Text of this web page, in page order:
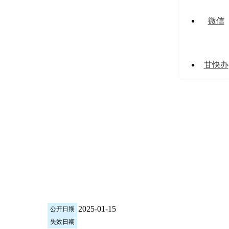
公开日期 2025-01-15
失效日期
微信
甘快办